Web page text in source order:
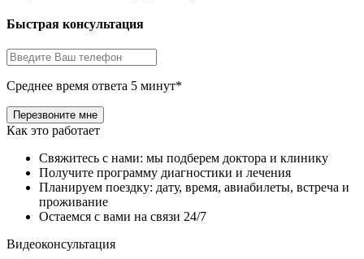
Быстрая консультация
Среднее время ответа 5 минут*
Как это работает
Свяжитесь с нами: мы подберем доктора и клинику
Получите программу диагностики и лечения
Планируем поездку: дату, время, авиабилеты, встреча и
проживание
Остаемся с вами на связи 24/7
Видеоконсультация